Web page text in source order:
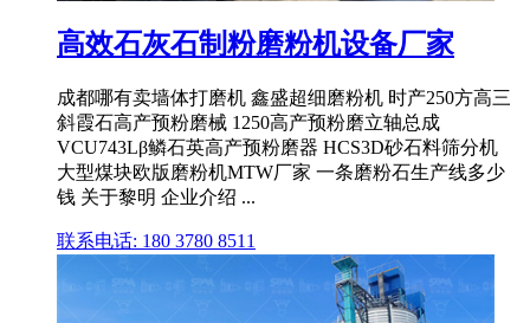
高效石灰石制粉磨粉机设备厂家
成都哪有卖墙体打磨机 鑫盛超细磨粉机 时产250方高三
斜霞石高产预粉磨械 1250高产预粉磨立轴总成
VCU743Lβ鳞石英高产预粉磨器 HCS3D砂石料筛分机
大型煤块欧版磨粉机MTW厂家 一条磨粉石生产线多少
钱 关于黎明 企业介绍 ...
联系电话: 180 3780 8511